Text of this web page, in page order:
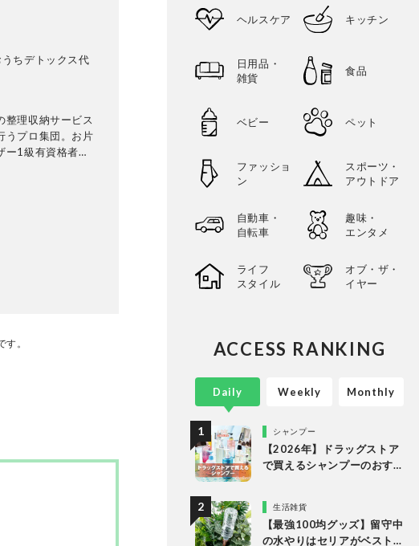
ちデトックス代
整理収納サービス
うプロ集団。お片
ー1級有資格者。
。
ヘルスケア キッチン
日用品・
雑貨
食品
ベビー ペット
ファッショ
ン
スポーツ・
アウトドア
自動車・
自転車
趣味・
エンタメ
ライフ
スタイル
オブ・ザ・
イヤー
ACCESS RANKING
Daily
シャンプー
【2026年】ドラッグストア
で買えるシャンプーのおす
比較生活雑貨
【最強100均グッズ】留守中
の水やりはセリアがベスト
Weekly Monthly